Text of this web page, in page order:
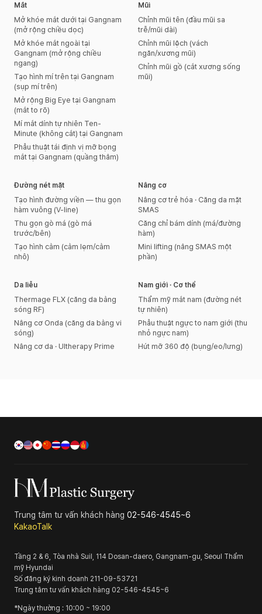
Mắt
Mở khóe mắt dưới tại Gangnam
(mở rộng chiều dọc)
Mở khóe mắt ngoài tại
Gangnam (mở rộng chiều
ngang)
Tạo hình mí trên tại Gangnam
(sụp mí trên)
Mở rộng Big Eye tại Gangnam
(mắt to rõ)
Mí mắt dính tự nhiên Ten-
Minute (không cắt) tại Gangnam
Phẫu thuật tái định vị mỡ bọng
mắt tại Gangnam (quầng thâm)
Mũi
Chỉnh mũi tên (đầu mũi sa
trễ/mũi dài)
Chỉnh mũi lệch (vách
ngăn/xương mũi)
Chỉnh mũi gồ (cắt xương sống
mũi)
Đường nét mặt
Tạo hình đường viền — thu gọn
hàm vuông (V-line)
Thu gọn gò má (gò má
trước/bên)
Tạo hình cằm (cằm lẹm/cằm
nhô)
Nâng cơ
Nâng cơ trẻ hóa · Căng da mặt
SMAS
Căng chỉ bám dính (má/đường
hàm)
Mini lifting (nâng SMAS một
phần)
Da liễu
Thermage FLX (căng da bằng
sóng RF)
Nâng cơ Onda (căng da bằng vi
sóng)
Nâng cơ da · Ultherapy Prime
Nam giới · Cơ thể
Thẩm mỹ mắt nam (đường nét
tự nhiên)
Phẫu thuật ngực to nam giới (thu
nhỏ ngực nam)
Hút mỡ 360 độ (bụng/eo/lưng)
Trung tâm tư vấn khách hàng 02-546-4545~6
KakaoTalk
Tầng 2 & 6, Tòa nhà Suil, 114 Dosan-daero, Gangnam-gu, Seoul Thẩm
mỹ Hyundai
Số đăng ký kinh doanh 211-09-53721
Trung tâm tư vấn khách hàng 02-546-4545~6
*Ngày thường : 10:00 ~ 19:00